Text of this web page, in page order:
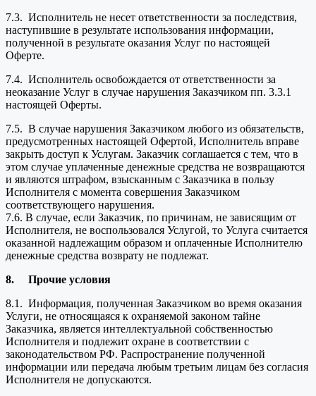
7.3. Исполнитель не несет ответственности за последствия,
наступившие в результате использования информации,
полученной в результате оказания Услуг по настоящей
Оферте.
7.4. Исполнитель освобождается от ответственности за
неоказание Услуг в случае нарушения Заказчиком пп. 3.3.1
настоящей Оферты.
7.5. В случае нарушения Заказчиком любого из обязательств,
предусмотренных настоящей Офертой, Исполнитель вправе
закрыть доступ к Услугам. Заказчик соглашается с тем, что в
этом случае уплаченные денежные средства не возвращаются
и являются штрафом, взысканным с Заказчика в пользу
Исполнителя с момента совершения Заказчиком
соответствующего нарушения.
7.6. В случае, если Заказчик, по причинам, не зависящим от
Исполнителя, не воспользовался Услугой, то Услуга считается
оказанной надлежащим образом и оплаченные Исполнителю
денежные средства возврату не подлежат.
8. Прочие условия
8.1. Информация, полученная Заказчиком во время оказания
Услуги, не относящаяся к охраняемой законом тайне
Заказчика, является интеллектуальной собственностью
Исполнителя и подлежит охране в соответствии с
законодательством РФ. Распространение полученной
информации или передача любым третьим лицам без согласия
Исполнителя не допускаются.